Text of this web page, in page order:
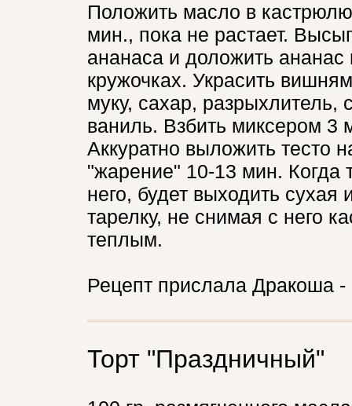
Положить масло в
мин., пока не растает.
ананаса и доложить
кружочках. Украсить
муку, сахар, разрыхлитель,
ваниль. Взбить миксером 3
Аккуратно выложить тесто
"жарение" 10-13 мин. Когда
него, будет выходить сухая
тарелку, не снимая с него
теплым.
Рецепт прислала Дракоша
Торт "Праздничный"